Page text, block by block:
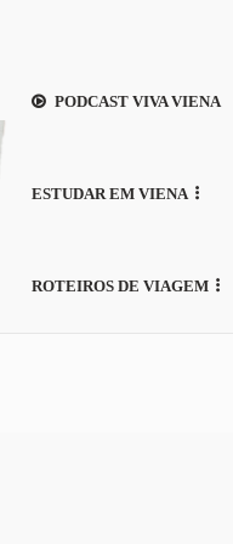
PODCAST VIVA VIENA
ESTUDAR EM VIENA
ROTEIROS DE VIAGEM